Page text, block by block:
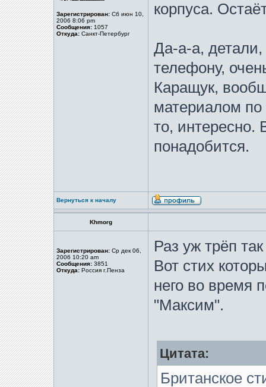
Зарегистрирован: Сб июн 10,
2006 8:06 pm
Сообщения: 1057
Откуда: Санкт-Петербург
корпуса.
Да-а-а,
телефону,
Каращук,
материалом по
то, интересно.
понадобится.
Вернуться к началу
Khmorg
Зарегистрирован: Ср дек 06,
2006 10:20 am
Сообщения: 3851
Откуда: Россия г.Пенза
Раз уж трёп
Вот стих
него во время
"Максим".
Цитата:
Британское